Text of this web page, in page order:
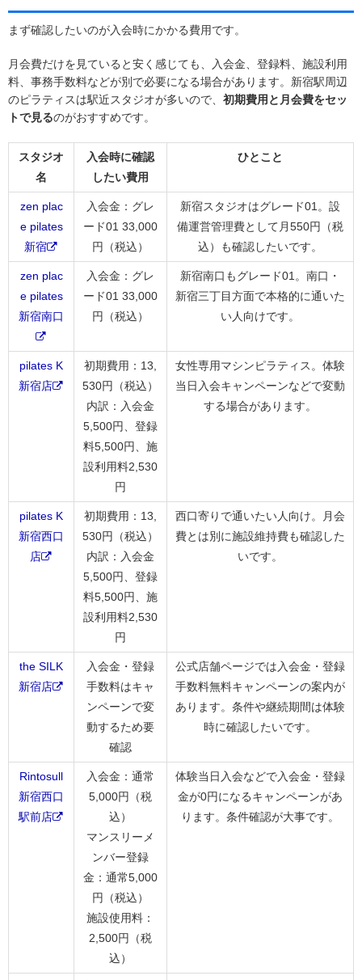
まず確認したいのが入会時にかかる費用です。
月会費だけを見ていると安く感じても、入会金、登録料、施設利用
料、事務手数料などが別で必要になる場合があります。新宿駅周辺
のピラティスは駅近スタジオが多いので、 初期費用と月会費をセッ
トで見るのがおすすめです。
スタジオ
名
入会時に確認
したい費用
ひとこと
zen plac
e pilates
新宿
入会金：グレ
ード01 33,000
円（税込）
新宿スタジオはグレード01。設
備運営管理費として月550円（税
込）も確認したいです。
zen plac
e pilates
新宿南口
入会金：グレ
ード01 33,000
円（税込）
新宿南口もグレード01。南口・
新宿三丁目方面で本格的に通いた
い人向けです。
pilates K
新宿店
初期費用：13,
530円（税込）
内訳：入会金
5,500円、登録
料5,500円、施
設利用料2,530
円
女性専用マシンピラティス。体験
当日入会キャンペーンなどで変動
する場合があります。
pilates K
新宿西口
店
初期費用：13,
530円（税込）
内訳：入会金
5,500円、登録
料5,500円、施
設利用料2,530
円
西口寄りで通いたい人向け。月会
費とは別に施設維持費も確認した
いです。
the SILK
新宿店
入会金・登録
手数料はキャ
ンペーンで変
動するため要
確認
公式店舗ページでは入会金・登録
手数料無料キャンペーンの案内が
あります。条件や継続期間は体験
時に確認したいです。
Rintosull
新宿西口
駅前店
入会金：通常
5,000円（税
込）
マンスリーメ
ンバー登録
金：通常5,000
円（税込）
施設使用料：
2,500円（税
込）
体験当日入会などで入会金・登録
金が0円になるキャンペーンがあ
ります。条件確認が大事です。